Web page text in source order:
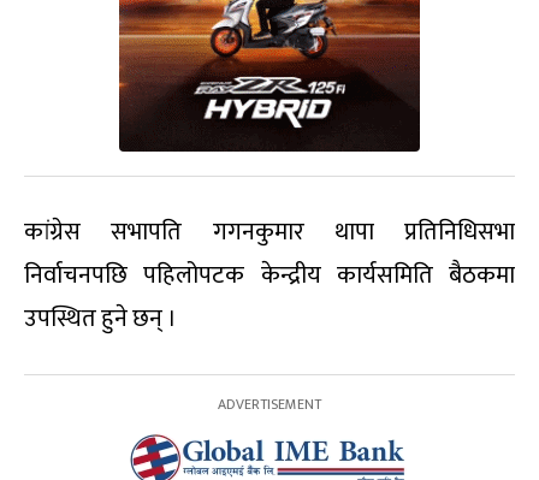
कांग्रेस सभापति गगनकुमार थापा प्रतिनिधिसभा
निर्वाचनपछि पहिलोपटक केन्द्रीय कार्यसमिति बैठकमा
उपस्थित हुने छन् ।